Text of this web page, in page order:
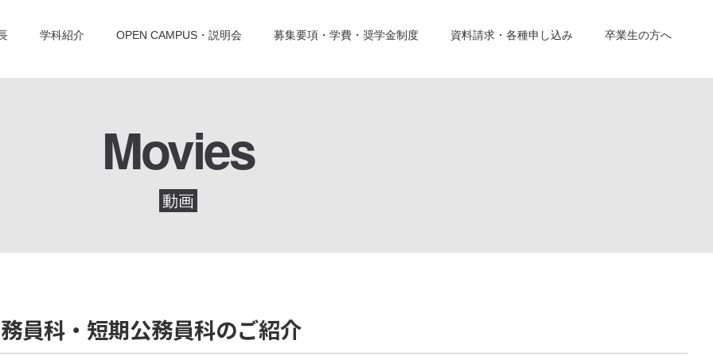
学科紹介 OPEN CAMPUS・説明会 募集要項・学費・奨学金制度 資料請求・各種申し込み 卒業生の方へ
Movies
動画
員科・短期公務員科のご紹介